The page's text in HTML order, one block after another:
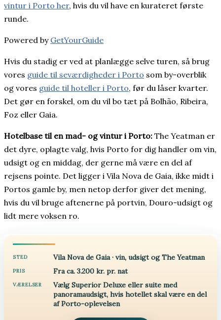
vintur i Porto her, hvis du vil have en kurateret første
runde.
Powered by GetYourGuide
Hvis du stadig er ved at planlægge selve turen, så brug
vores guide til seværdigheder i Porto som by-overblik
og vores guide til hoteller i Porto, før du låser kvarter.
Det gør en forskel, om du vil bo tæt på Bolhão, Ribeira,
Foz eller Gaia.
Hotelbase til en mad- og vintur i Porto: The Yeatman er
det dyre, oplagte valg, hvis Porto for dig handler om vin,
udsigt og en middag, der gerne må være en del af
rejsens pointe. Det ligger i Vila Nova de Gaia, ikke midt i
Portos gamle by, men netop derfor giver det mening,
hvis du vil bruge aftenerne på portvin, Douro-udsigt og
lidt mere voksen ro.
STED Vila Nova de Gaia · vin, udsigt og The Yeatman
PRIS Fra ca. 3.200 kr. pr. nat
VÆRELSER
Vælg Superior Deluxe eller suite med
panoramaudsigt, hvis hotellet skal være en del
af Porto-oplevelsen